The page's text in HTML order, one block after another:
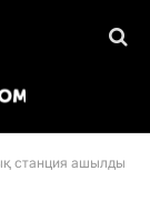
станция ашылды